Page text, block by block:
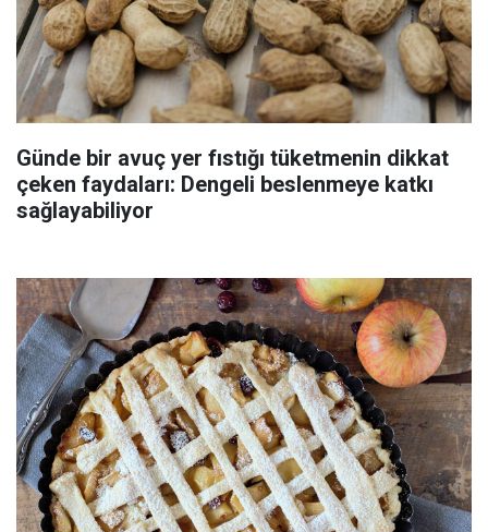
Günde bir avuç yer fıstığı tüketmenin dikkat
çeken faydaları: Dengeli beslenmeye katkı
sağlayabiliyor